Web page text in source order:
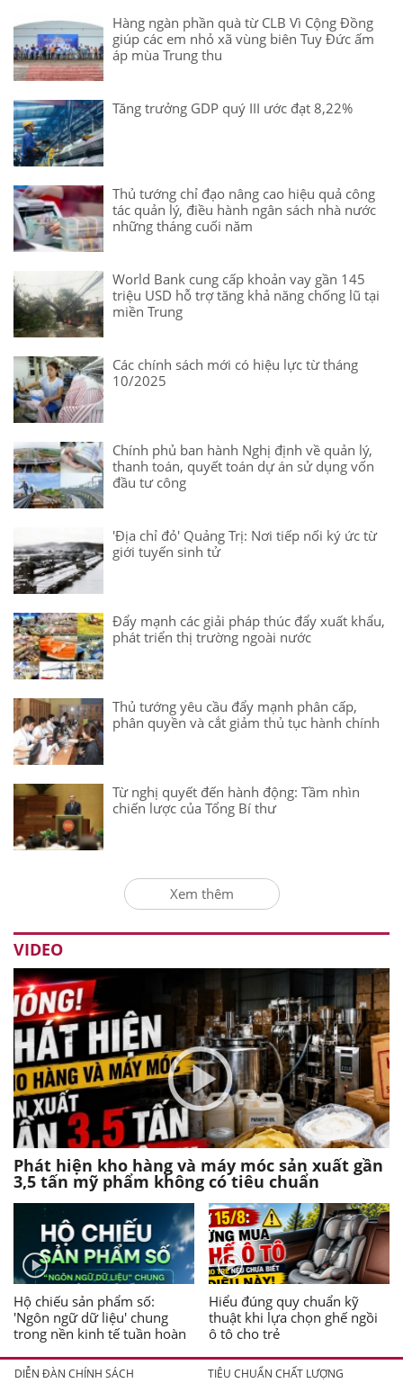
Hàng ngàn phần quà từ CLB Vì Cộng Đồng
giúp các em nhỏ xã vùng biên Tuy Đức ấm
áp mùa Trung thu
Tăng trưởng GDP quý III ước đạt 8,22%
Thủ tướng chỉ đạo nâng cao hiệu quả công
tác quản lý, điều hành ngân sách nhà nước
những tháng cuối năm
World Bank cung cấp khoản vay gần 145
triệu USD hỗ trợ tăng khả năng chống lũ tại
miền Trung
Các chính sách mới có hiệu lực từ tháng
10/2025
Chính phủ ban hành Nghị định về quản lý,
thanh toán, quyết toán dự án sử dụng vốn
đầu tư công
'Địa chỉ đỏ' Quảng Trị: Nơi tiếp nối ký ức từ
giới tuyến sinh tử
Đẩy mạnh các giải pháp thúc đẩy xuất khẩu,
phát triển thị trường ngoài nước
Thủ tướng yêu cầu đẩy mạnh phân cấp,
phân quyền và cắt giảm thủ tục hành chính
Từ nghị quyết đến hành động: Tầm nhìn
chiến lược của Tổng Bí thư
Xem thêm
VIDEO
Phát hiện kho hàng và máy móc sản xuất gần
3,5 tấn mỹ phẩm không có tiêu chuẩn
Hộ chiếu sản phẩm số:
'Ngôn ngữ dữ liệu' chung
trong nền kinh tế tuần hoàn
Hiểu đúng quy chuẩn kỹ
thuật khi lựa chọn ghế ngồi
ô tô cho trẻ
DIỄN ĐÀN CHÍNH SÁCH TIÊU CHUẨN CHẤT LƯỢNG